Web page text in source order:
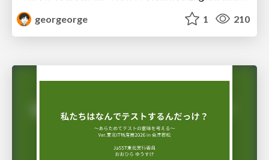
georgeorge
1 210